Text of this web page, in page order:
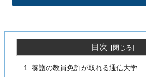
目次
養護の教員免許が取れる通信大学